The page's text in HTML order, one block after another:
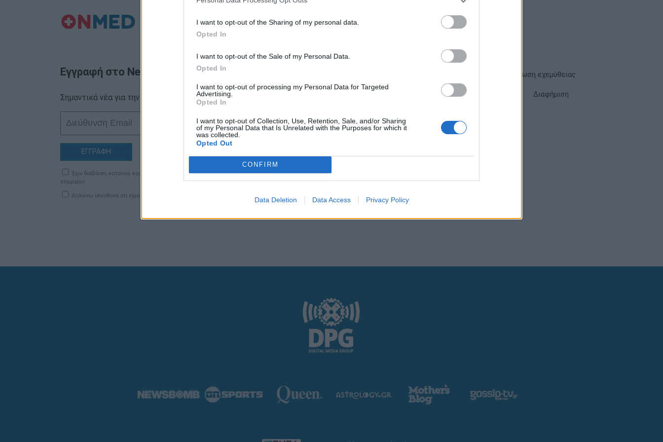
I want to opt-out of the Sharing of my personal data.
Opted In
I want to opt-out of the Sale of my Personal Data.
Opted In
I want to opt-out of processing my Personal Data for Targeted
Advertising.
Opted In
I want to opt-out of Collection, Use, Retention, Sale, and/or Sharing
of my Personal Data that Is Unrelated with the Purposes for which it
was collected.
Opted Out
CONFIRM
Data Deletion Data Access Privacy Policy
Εγγραφή στο Newsletter
Σημαντικά νέα για την υγεία στο mail σας καθημερινά
ΕΓΓΡΑΦΗ
Έχω διαβάσει, κατανοώ και αποδέχομαι τους όρους χρήσηςκαι τηδήλωση εχεμύθειαςτου ιστοτόπου της
εταιρείας
Δηλώνω υπεύθυνα ότι είμαι άνω των 18 ετών ή ότι βρίσκομαι υπό την εποπτεία γονέα ή κηδεμόνα ή επιτρόπου
Δήλωση εχεμύθειας
Ρυθμίσεις Cookies Διαφήμιση